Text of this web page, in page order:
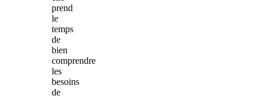
prend
le
temps
de
bien
comprendre
les
besoins
de